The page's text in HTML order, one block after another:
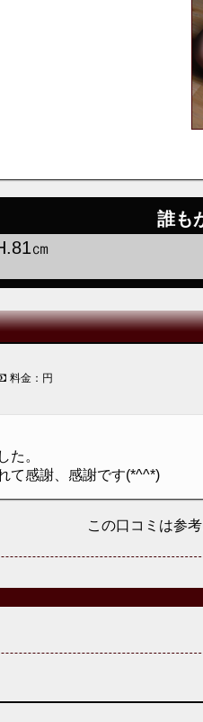
誰も
㎝
料金：円
た。
て感謝、感謝です(*^^*)
この口コミは参